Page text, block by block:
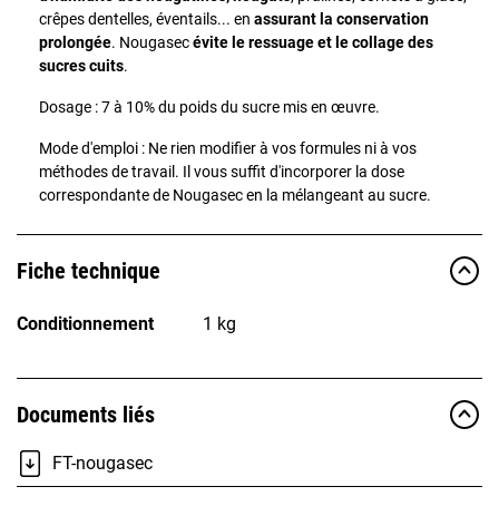
crêpes dentelles, éventails... en assurant la conservation
prolongée. Nougasecévite le ressuage et le collage des
sucres cuits.
Dosage : 7 à 10% du poids du sucre mis en œuvre.
Mode d'emploi : Ne rien modifier à vos formules ni à vos
méthodes de travail. Il vous suffit d'incorporer la dose
correspondante de Nougasec en la mélangeant au sucre.
Fiche technique
Conditionnement 1 kg
Documents liés
FT-nougasec